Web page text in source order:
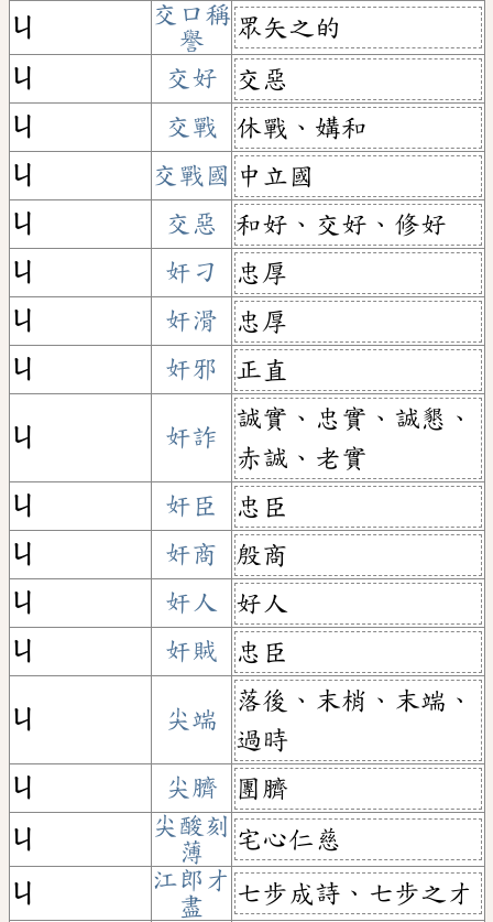
ㄐ
交口稱
譽
眾矢之的
ㄐ
交好
交惡
ㄐ
交戰
休戰、媾和
ㄐ
交戰國 中立國
ㄐ
交惡
和好、交好、修好
ㄐ
奸刁
忠厚
ㄐ
奸滑
忠厚
ㄐ
奸邪 正直
ㄐ 奸詐
誠實、忠實、誠懇、
赤誠、老實
ㄐ
奸臣
忠臣
ㄐ
奸商
殷商
ㄐ
奸人
好人
ㄐ
奸賊 忠臣
ㄐ 尖端
落後、末梢、末端、
過時
ㄐ
尖臍
團臍
ㄐ
尖酸刻
薄
宅心仁慈
ㄐ
江郎才
盡
七步成詩、七步之才